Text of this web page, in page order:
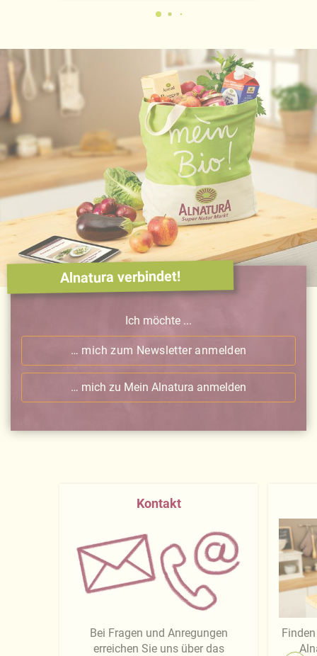
Alnatura verbindet!
Ich möchte ...
… mich zum Newsletter anmelden
… mich zu Mein Alnatura anmelden
Kontakt
Bei Fragen und Anregungen
erreichen Sie uns über das